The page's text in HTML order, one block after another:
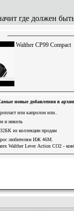
где должен
Walther CP99 Compact
новые добавления в
или капролон или..
и никель
из коллекции продам
любителям ИЖ 46М.
Walther Lever Action СО2 -